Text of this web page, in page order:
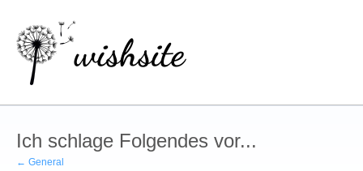
Inhalt
springen
Ich schlage Folgendes vor...
← General